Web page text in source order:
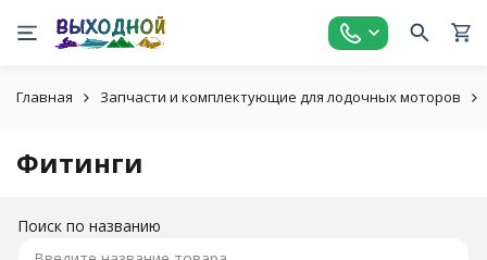
Главная Запчасти и комплектующие для лодочных моторов
Фитинги
Поиск по названию